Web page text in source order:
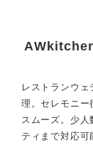
レストランウ
理。セレモニー
スムーズ。少
ティまで対応可